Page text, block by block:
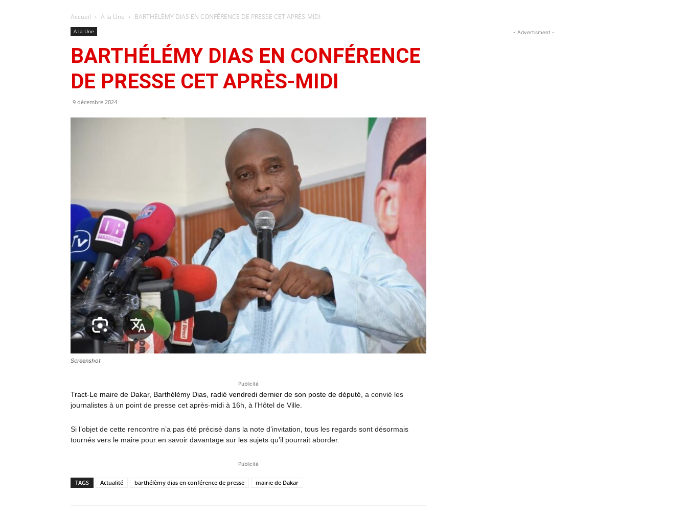
Accueil A la Une BARTHÉLÉMY DIAS EN CONFÉRENCE DE PRESSE CET APRÈS-MIDI
A la Une
BARTHÉLÉMY DIAS EN CONFÉRENCE
DE PRESSE CET APRÈS-MIDI
9 décembre 2024
Screenshot
Publicité
Tract-Le maire de Dakar, Barthélémy Dias, radié vendredi dernier de son poste de député, a convié les
journalistes à un point de presse cet après-midi à 16h, à l’Hôtel de Ville.
Si l’objet de cette rencontre n’a pas été précisé dans la note d’invitation, tous les regards sont désormais
tournés vers le maire pour en savoir davantage sur les sujets qu’il pourrait aborder.
Publicité
TAGS Actualité barthélèmy dias en conférence de presse mairie de Dakar
- Advertisment -